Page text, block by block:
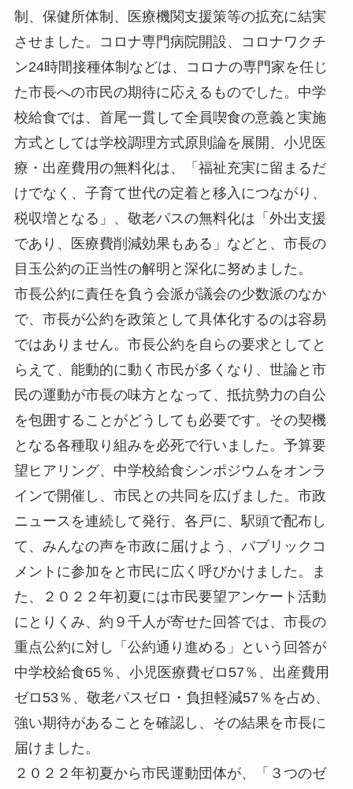
制、保健所体制、医療機関支援策等の拡充に結実
させました。コロナ専門病院開設、コロナワクチ
ン24時間接種体制などは、コロナの専門家を任じ
た市長への市民の期待に応えるものでした。中学
校給食では、首尾一貫して全員喫食の意義と実施
方式としては学校調理方式原則論を展開、小児医
療・出産費用の無料化は、「福祉充実に留まるだ
けでなく、子育て世代の定着と移入につながり、
税収増となる」、敬老パスの無料化は「外出支援
であり、医療費削減効果もある」などと、市長の
目玉公約の正当性の解明と深化に努めました。
市長公約に責任を負う会派が議会の少数派のなか
で、市長が公約を政策として具体化するのは容易
ではありません。市長公約を自らの要求としてと
らえて、能動的に動く市民が多くなり、世論と市
民の運動が市長の味方となって、抵抗勢力の自公
を包囲することがどうしても必要です。その契機
となる各種取り組みを必死で行いました。予算要
望ヒアリング、中学校給食シンポジウムをオンラ
インで開催し、市民との共同を広げました。市政
ニュースを連続して発行、各戸に、駅頭で配布し
て、みんなの声を市政に届けよう、パブリックコ
メントに参加をと市民に広く呼びかけました。ま
た、２０２２年初夏には市民要望アンケート活動
にとりくみ、約９千人が寄せた回答では、市長の
重点公約に対し「公約通り進める」という回答が
中学校給食65％、小児医療費ゼロ57％、出産費用
ゼロ53％、敬老パスゼロ・負担軽減57％を占め、
強い期待があることを確認し、その結果を市長に
届けました。
２０２２年初夏から市民運動団体が、「３つのゼ